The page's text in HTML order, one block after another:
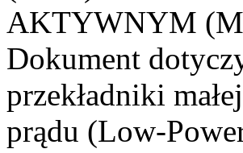
AKTYWNYM
Dokument
przekładniki
prądu (Low-